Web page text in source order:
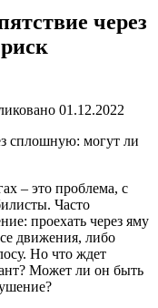
через
01.12.2022
– это проблема, с
Часто
проехать через яму
движения, либо
Но что ждет
Может ли он быть